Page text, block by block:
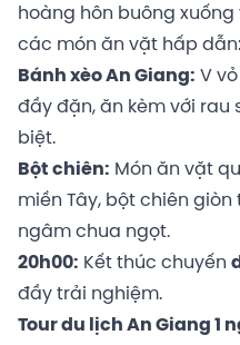
hoàng hôn buông
các món ăn vặt hấp dẫn:
Bánh xèo An Giang: V
đầy đặn, ăn kèm với rau
biệt.
Bột chiên: Món ăn vặt
miền Tây, bột chiên giòn
ngâm chua ngọt.
20h00: Kết thúc chuyến
đầy trải nghiệm.
Tour du lịch An Giang 1